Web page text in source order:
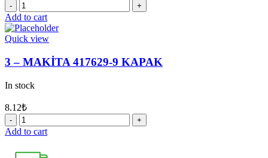
7
-
MAKİTA
921923-
VİDA
M8X120
Add to cart
Quick view
3 – MAKİTA 417629-9 KAPAK
In stock
8.12₺
3
-
417629-
Add to cart